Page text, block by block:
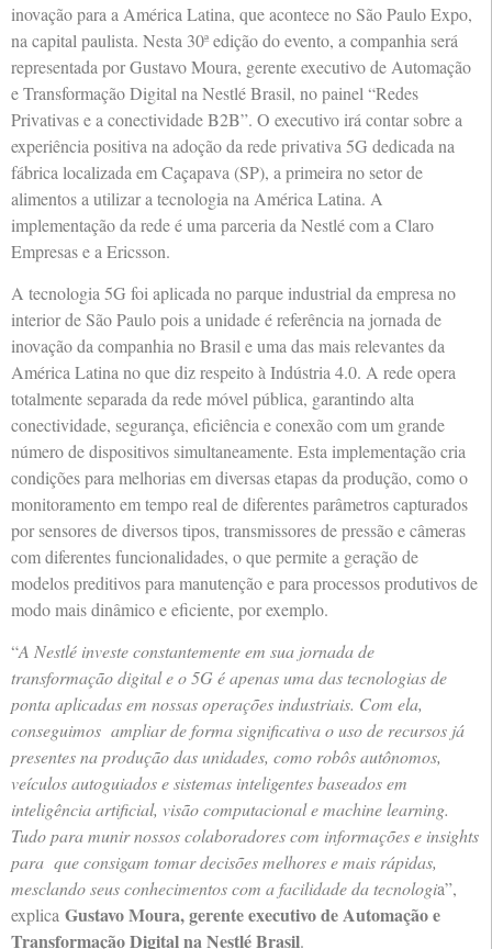
inovação para a América Latina, que acontece no São Paulo Expo,
na capital paulista. Nesta 30ª edição do evento, a companhia será
representada por Gustavo Moura, gerente executivo de Automação
e Transformação Digital na Nestlé Brasil, no painel “Redes
Privativas e a conectividade B2B”. O executivo irá contar sobre a
experiência positiva na adoção da rede privativa 5G dedicada na
fábrica localizada em Caçapava (SP), a primeira no setor de
alimentos a utilizar a tecnologia na América Latina. A
implementação da rede é uma parceria da Nestlé com a Claro
Empresas e a Ericsson.
A tecnologia 5G foi aplicada no parque industrial da empresa no
interior de São Paulo pois a unidade é referência na jornada de
inovação da companhia no Brasil e uma das mais relevantes da
América Latina no que diz respeito à Indústria 4.0. A rede opera
totalmente separada da rede móvel pública, garantindo alta
conectividade, segurança, eficiência e conexão com um grande
número de dispositivos simultaneamente. Esta implementação cria
condições para melhorias em diversas etapas da produção, como o
monitoramento em tempo real de diferentes parâmetros capturados
por sensores de diversos tipos, transmissores de pressão e câmeras
com diferentes funcionalidades, o que permite a geração de
modelos preditivos para manutenção e para processos produtivos de
modo mais dinâmico e eficiente, por exemplo.
“A Nestlé investe constantemente em sua jornada de
transformação digital e o 5G é apenas uma das tecnologias de
ponta aplicadas em nossas operações industriais. Com ela,
conseguimos ampliar de forma significativa o uso de recursos já
presentes na produção das unidades, como robôs autônomos,
veículos autoguiados e sistemas inteligentes baseados em
inteligência artificial, visão computacional e machine learning.
Tudo para munir nossos colaboradores com informações e insights
para que consigam tomar decisões melhores e mais rápidas,
mesclando seus conhecimentos com a facilidade da tecnologia”,
explica Gustavo Moura, gerente executivo de Automação e
Transformação Digital na Nestlé Brasil.